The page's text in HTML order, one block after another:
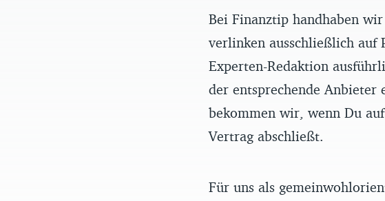
Bei Finanztip handhaben
verlinken ausschließlich auf
Experten-Redaktion
der entsprechende Anbieter
bekommen wir, wenn Du
Vertrag abschließt.
Für uns als